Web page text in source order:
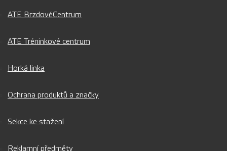
ATE BrzdovéCentrum
ATE Tréninkové centrum
Horká linka
Ochrana produktů a značky
Sekce ke stažení
Reklamní předměty